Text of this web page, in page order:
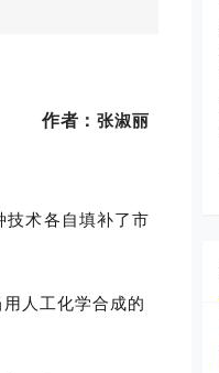
作者： 张淑丽
技术各自填补了市
人工化学合成的